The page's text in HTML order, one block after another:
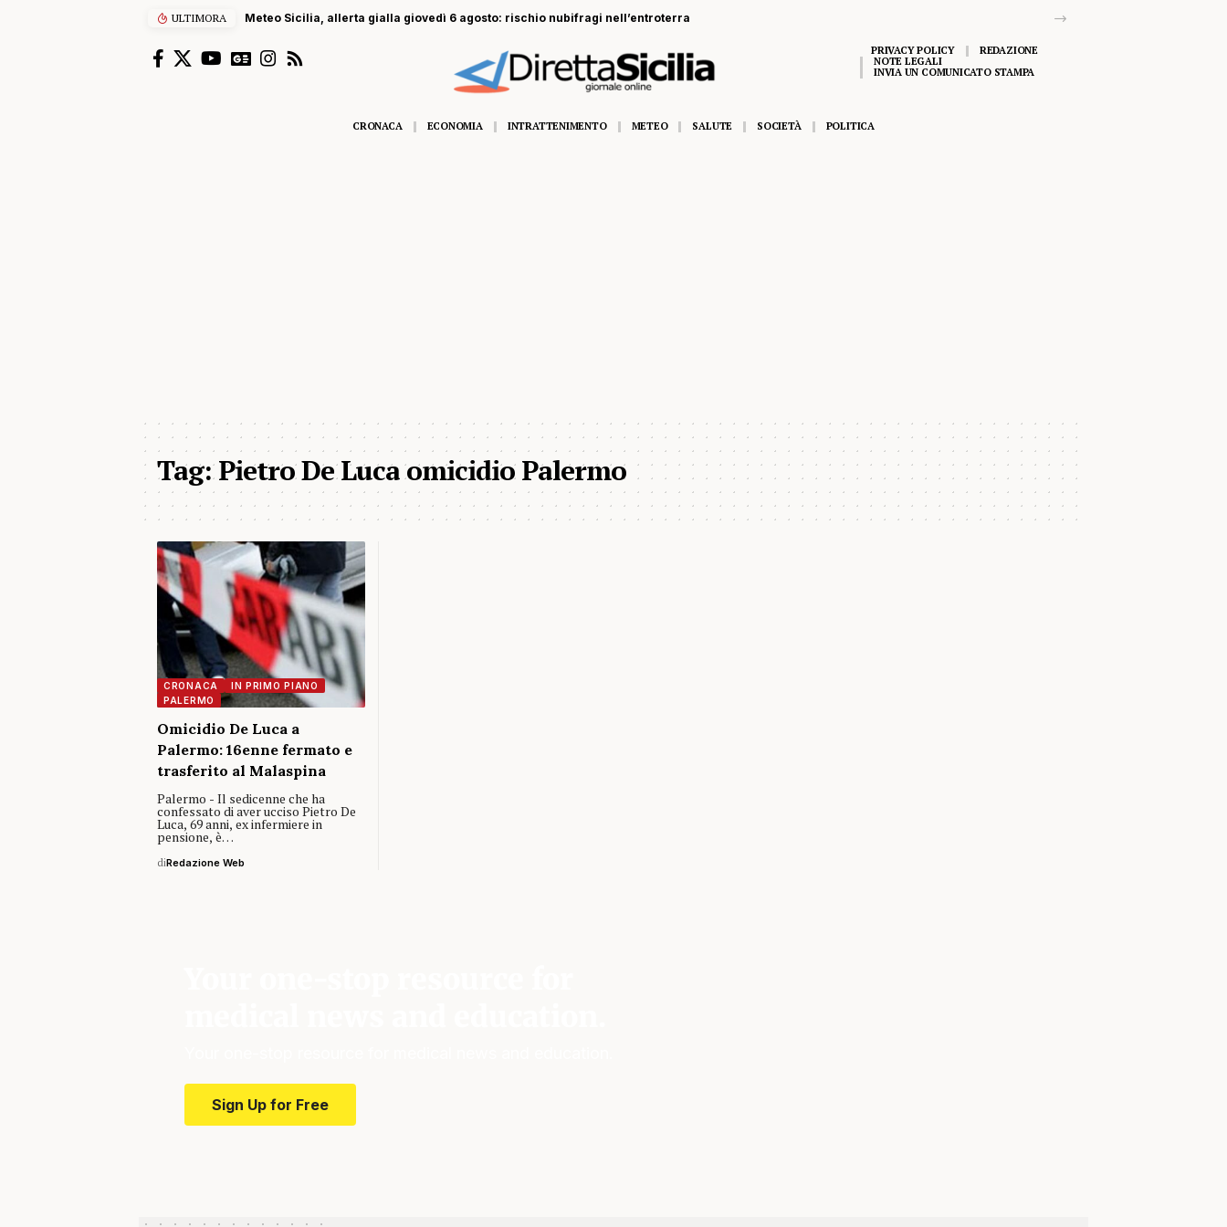
ULTIMORA Meteo Sicilia, allerta gialla giovedì 6 agosto: rischio nubifragi nell’entroterra
PRIVACY POLICY
REDAZIONE
NOTE LEGALI
INVIA UN COMUNICATO STAMPA
CRONACA ECONOMIA INTRATTENIMENTO METEO SALUTE SOCIETÀ POLITICA
Tag:Pietro De Luca omicidio Palermo
CRONACA
IN PRIMO PIANO
PALERMO
Omicidio De Luca a
Palermo: 16enne fermato e
trasferito al Malaspina
Palermo - Il sedicenne che ha
confessato di aver ucciso Pietro De
Luca, 69 anni, ex infermiere in
pensione, è…
diRedazione Web
Sign Up for Free